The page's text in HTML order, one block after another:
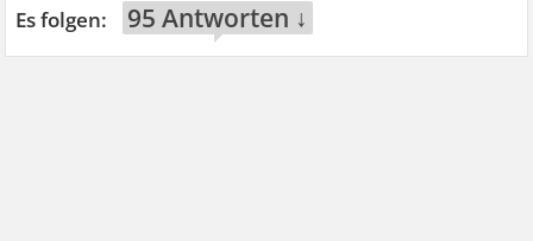
95 Antworten ↓